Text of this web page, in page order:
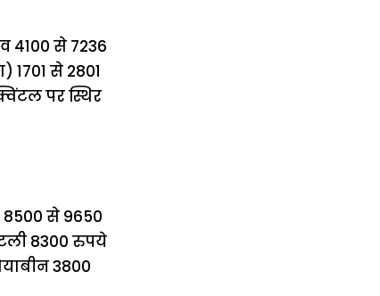
4100 से 7236
से 2801
पर स्थिर
से 9650
8300 रुपये
3800